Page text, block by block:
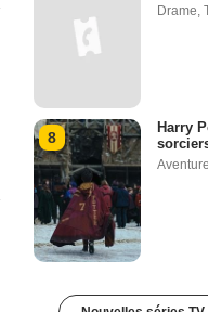
Drame
8
Harry
Aventure